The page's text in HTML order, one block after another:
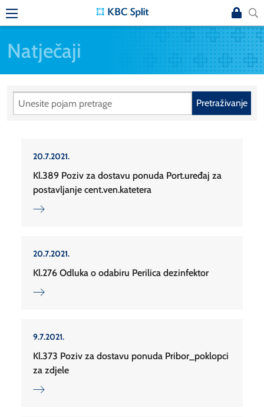
Natječaji
Pretraživanje
20.7.2021.
Kl.389 Poziv za dostavu ponuda Port.uređaj za
postavljanje cent.ven.katetera
20.7.2021.
Kl.276 Odluka o odabiru Perilica dezinfektor
9.7.2021.
Kl.373 Poziv za dostavu ponuda Pribor_poklopci
za zdjele